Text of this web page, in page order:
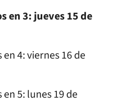
en 3: jueves 15 de
4: viernes 16 de
5: lunes 19 de